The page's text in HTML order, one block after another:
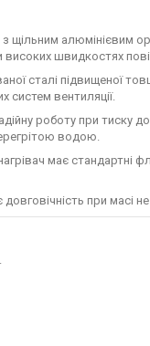
щільним алюмінієвим
швидкостях
сталі підвищеної
систем вентиляції.
роботу при тиску
водою.
має стандартні
при масі